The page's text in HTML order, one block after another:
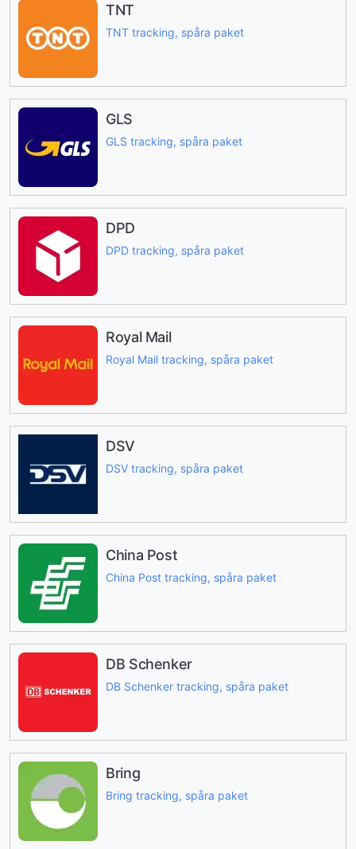
TNT
TNT tracking, spåra paket
GLS
GLS tracking, spåra paket
DPD
DPD tracking, spåra paket
Royal Mail
Royal Mail tracking, spåra paket
DSV
DSV tracking, spåra paket
China Post
China Post tracking, spåra paket
DB Schenker
DB Schenker tracking, spåra paket
Bring
Bring tracking, spåra paket